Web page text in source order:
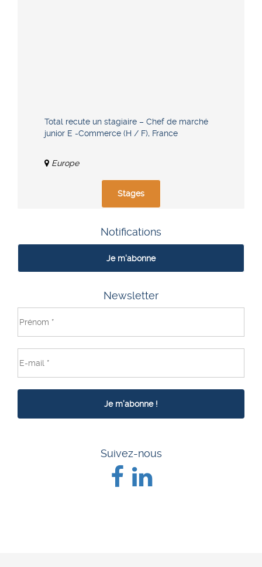
Total recute un stagiaire – Chef de marché
junior E -Commerce (H / F), France
Europe
Stages
Notifications
Je m'abonne
Newsletter
Suivez-nous